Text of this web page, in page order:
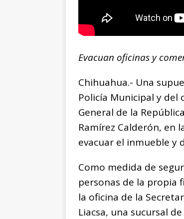
Evacuan oficinas y
Chihuahua.- Una
Policía Municipal y del
General de la
Ramírez Calderón, en
evacuar el inmueble y
Como medida de
personas de la propia
la oficina de la
Liacsa, una sucursal